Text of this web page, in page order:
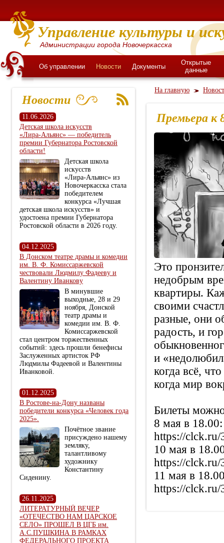
Управление культуры и
Администрации города Новочеркасска
Об управлении Новости Документы
Открытые
данные
Новости
11.06.2026
Детская школа искусств
«Лира‑Альянс» — победитель
премии Губернатора Ростовской
области!
Детская школа
искусств
«Лира‑Альянс» из
Новочеркасска стала
победителем
конкурса «Лучшая
детская школа искусств» и
удостоена премии Губернатора
Ростовской области в 2026 году.
04.12.2025
В Донском театре драмы и комедии
им. В. Ф. Комиссаржевской
чествовали Людмилу Фадееву и
Валентину Иванкову
В минувшие
выходные, 28 и 29
ноября, Донской
театр драмы и
комедии им. В. Ф.
Комиссаржевской
стал центром торжественных
событий: здесь прошли бенефисы
Заслуженных артисток РФ
Людмилы Фадеевой и Валентины
Иванковой.
01.12.2025
В Ростове-на-Дону названы
победители конкурса «Человек года
2025».
Почётное звание
присуждено нашему
земляку,
талантливому
художнику
Константину
Сиденину.
26.11.2025
ЛИТЕРАТУРНЫЙ ВЕЧЕР
«ОТЕЧЕСТВО НАМ ЦАРСКОЕ
СЕЛО» ПРОШЕЛ В ЦГБ им.
А.С.ПУШКИНА В РАМКАХ
ФЕДЕРАЛЬНОГО ПРОЕКТА
На главную
Премьера к
Это
недобрым
квартиры.
своими
разные, они
радость, и
и
когда всё,
когда мир
Билеты можно
8 мая в 18.00:
https://
10 мая в
https://
11 мая в
https://